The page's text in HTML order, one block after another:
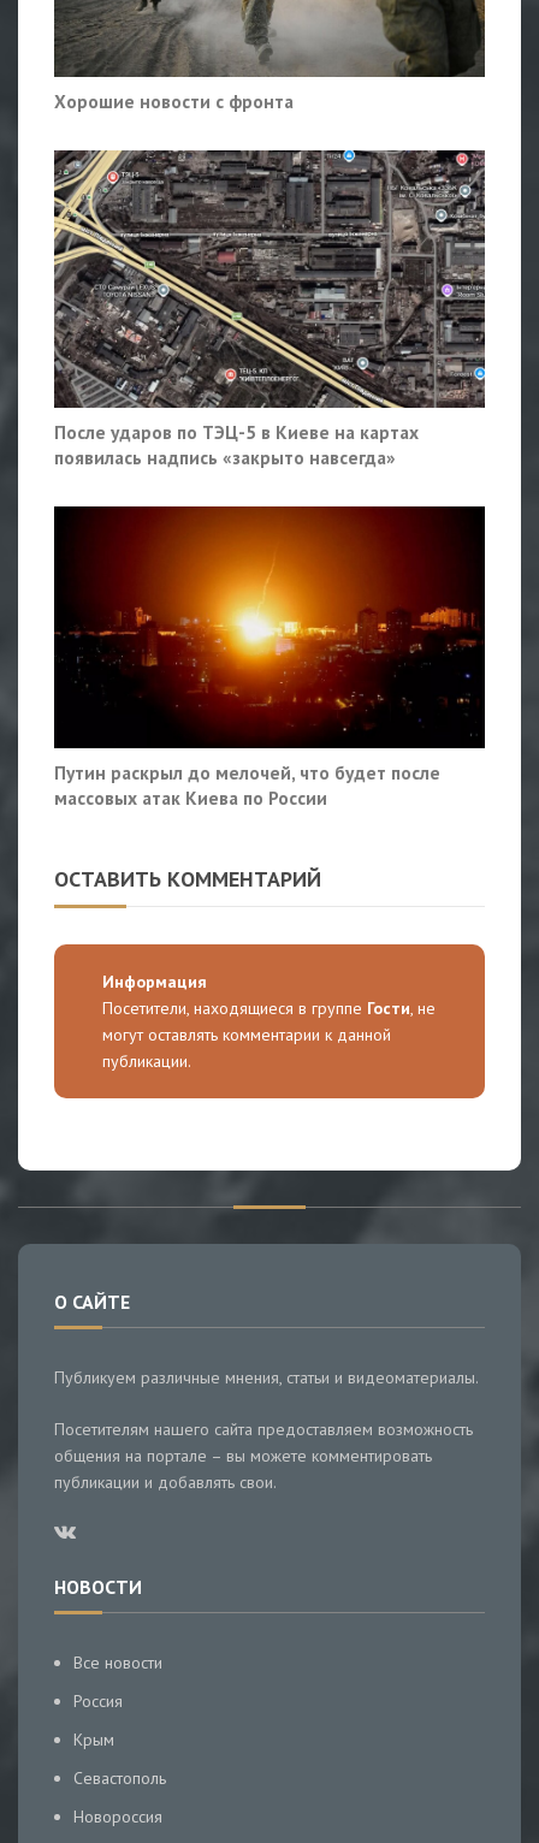
Хорошие новости с фронта
После ударов по ТЭЦ-5 в Киеве на картах
появилась надпись «закрыто навсегда»
Путин раскрыл до мелочей, что будет после
массовых атак Киева по России
ОСТАВИТЬ КОММЕНТАРИЙ
Информация
Посетители, находящиеся в группе Гости, не
могут оставлять комментарии к данной
публикации.
О САЙТЕ
Публикуем различные мнения, статьи и видеоматериалы.
Посетителям нашего сайта предоставляем возможность
общения на портале – вы можете комментировать
публикации и добавлять свои.
НОВОСТИ
Все новости
Россия
Крым
Севастополь
Новороссия